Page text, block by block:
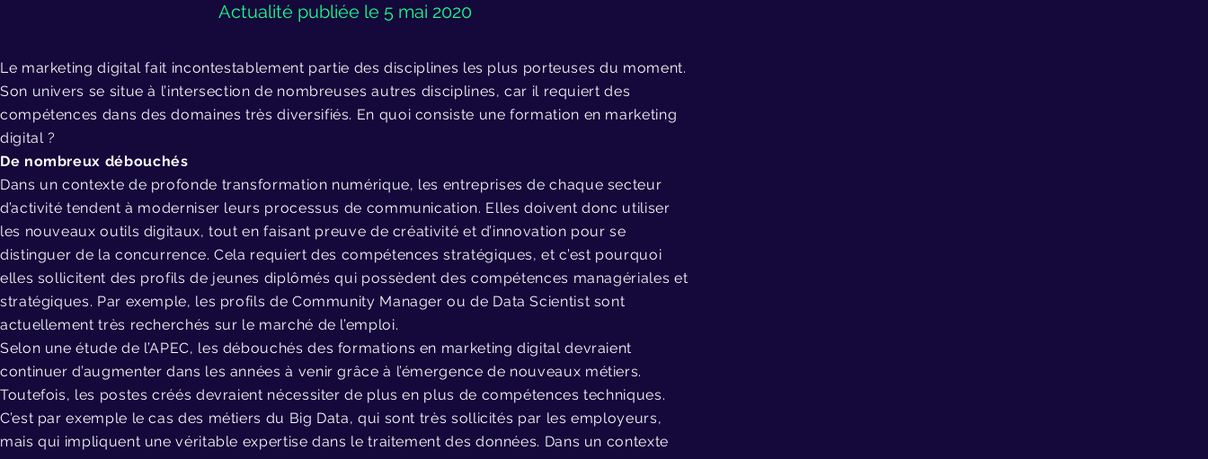
Actualité publiée le 5 mai 2020
Le marketing digital fait incontestablement partie des disciplines les plus porteuses du moment.
Son univers se situe à l’intersection de nombreuses autres disciplines, car il requiert des
compétences dans des domaines très diversifiés. En quoi consiste une formation en marketing
digital ?
De nombreux débouchés
Dans un contexte de profonde transformation numérique, les entreprises de chaque secteur
d’activité tendent à moderniser leurs processus de communication. Elles doivent donc utiliser
les nouveaux outils digitaux, tout en faisant preuve de créativité et d’innovation pour se
distinguer de la concurrence. Cela requiert des compétences stratégiques, et c’est pourquoi
elles sollicitent des profils de jeunes diplômés qui possèdent des compétences managériales et
stratégiques. Par exemple, les profils de Community Manager ou de Data Scientist sont
actuellement très recherchés sur le marché de l’emploi.
Selon une étude de l’APEC, les débouchés des formations en marketing digital devraient
continuer d’augmenter dans les années à venir grâce à l’émergence de nouveaux métiers.
Toutefois, les postes créés devraient nécessiter de plus en plus de compétences techniques.
C’est par exemple le cas des métiers du Big Data, qui sont très sollicités par les employeurs,
mais qui impliquent une véritable expertise dans le traitement des données. Dans un contexte